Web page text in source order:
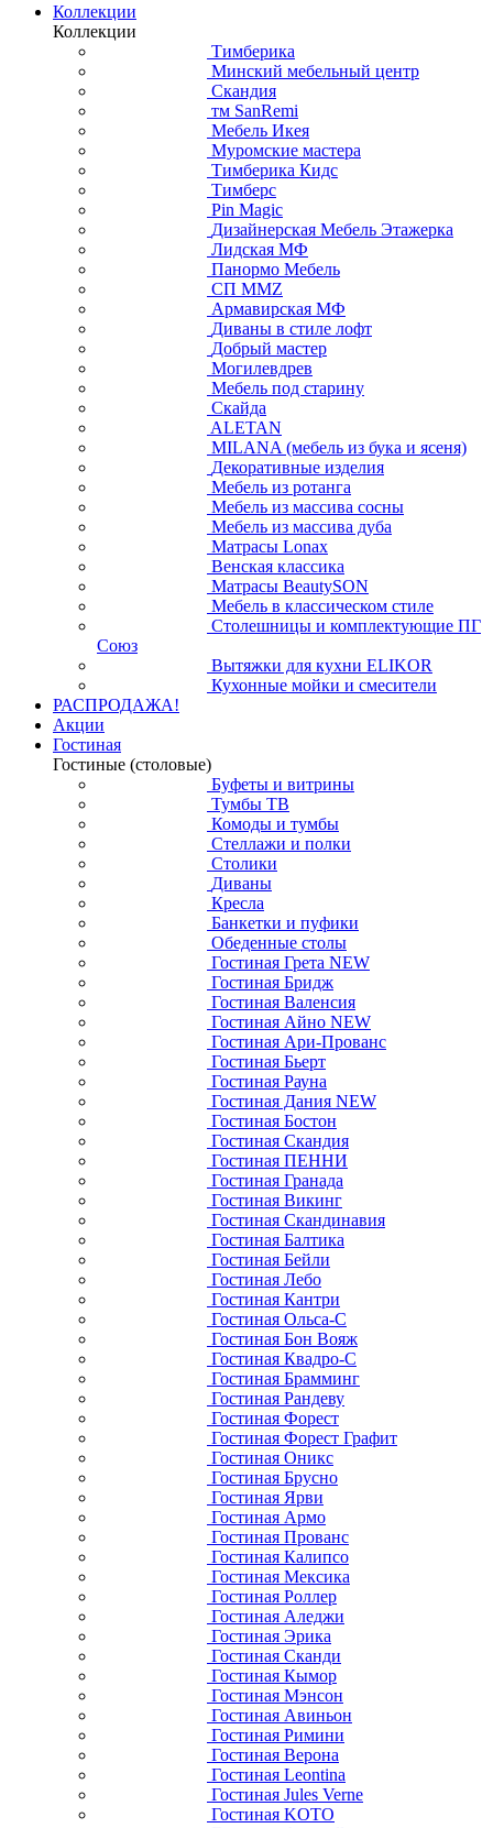
Коллекции
Коллекции
Тимберика
Минский мебельный центр
Скандия
тм SanRemi
Мебель Икея
Муромские мастера
Тимберика Кидс
Тимберс
Pin Magic
Дизайнерская Мебель Этажерка
Лидская МФ
Панормо Мебель
СП ММZ
Армавирская МФ
Диваны в стиле лофт
Добрый мастер
Могилевдрев
Мебель под старину
Скайда
ALETAN
MILANA (мебель из бука и ясеня)
Декоративные изделия
Мебель из ротанга
Мебель из массива сосны
Мебель из массива дуба
Матрасы Lonax
Венская классика
Матрасы BeautySON
Мебель в классическом стиле
Столешницы и комплектующие ПГ
Союз
Вытяжки для кухни ELIKOR
Кухонные мойки и смесители
РАСПРОДАЖА!
Акции
Гостиная
Гостиные (столовые)
Буфеты и витрины
Тумбы ТВ
Комоды и тумбы
Стеллажи и полки
Столики
Диваны
Кресла
Банкетки и пуфики
Обеденные столы
Гостиная Грета NEW
Гостиная Бридж
Гостиная Валенсия
Гостиная Айно NEW
Гостиная Ари-Прованс
Гостиная Бьерт
Гостиная Рауна
Гостиная Дания NEW
Гостиная Бостон
Гостиная Скандия
Гостиная ПЕННИ
Гостиная Гранада
Гостиная Викинг
Гостиная Скандинавия
Гостиная Балтика
Гостиная Бейли
Гостиная Лебо
Гостиная Кантри
Гостиная Ольса-С
Гостиная Бон Вояж
Гостиная Квадро-С
Гостиная Брамминг
Гостиная Рандеву
Гостиная Форест
Гостиная Форест Графит
Гостиная Оникс
Гостиная Брусно
Гостиная Ярви
Гостиная Армо
Гостиная Прованс
Гостиная Калипсо
Гостиная Мексика
Гостиная Роллер
Гостиная Аледжи
Гостиная Эрика
Гостиная Сканди
Гостиная Кымор
Гостиная Мэнсон
Гостиная Авиньон
Гостиная Римини
Гостиная Верона
Гостиная Leontina
Гостиная Jules Verne
Гостиная KOTO